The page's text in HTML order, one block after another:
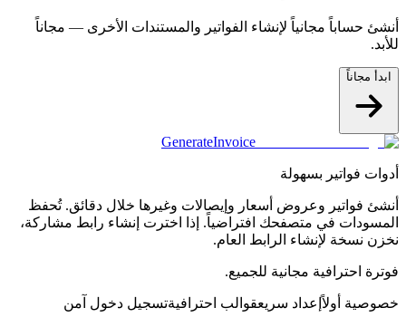
أنشئ حساباً مجانياً لإنشاء الفواتير والمستندات الأخرى — مجاناً
للأبد.
ابدأ مجاناً
GenerateInvoice
أدوات فواتير بسهولة
أنشئ فواتير وعروض أسعار وإيصالات وغيرها خلال دقائق. تُحفظ
المسودات في متصفحك افتراضياً. إذا اخترت إنشاء رابط مشاركة،
نخزن نسخة لإنشاء الرابط العام.
فوترة احترافية مجانية للجميع.
خصوصية أولاًإعداد سريعقوالب احترافيةتسجيل دخول آمن